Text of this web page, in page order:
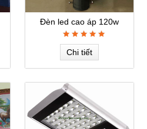
Đèn led cao áp 120w
Chi tiết